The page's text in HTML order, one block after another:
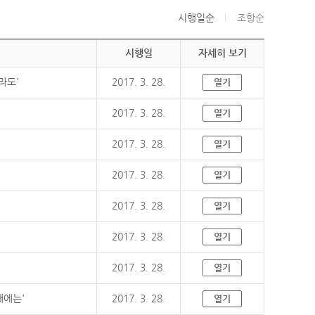
시행일순 조항순
시행일 자세히 보기
도' 2017. 3. 28. 열기
2017. 3. 28. 열기
2017. 3. 28. 열기
2017. 3. 28. 열기
2017. 3. 28. 열기
2017. 3. 28. 열기
2017. 3. 28. 열기
에는' 2017. 3. 28. 열기